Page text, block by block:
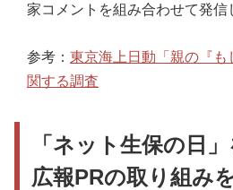
家コメントを組み合わせて発信
参考： 東京海上日動「親の『も
関する調査
「ネット生保の日
広報PRの取り組み